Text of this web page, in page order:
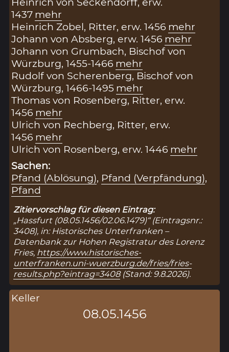
1437 mehr
Heinrich Zobel, Ritter, erw. 1456 mehr
Johann von Absberg, erw. 1456 mehr
Johann von Grumbach, Bischof von
Würzburg, 1455-1466 mehr
Rudolf von Scherenberg, Bischof von
Würzburg, 1466-1495 mehr
Thomas von Rosenberg, Ritter, erw.
1456 mehr
Ulrich von Rechberg, Ritter, erw.
1456 mehr
Ulrich von Rosenberg, erw. 1446 mehr
Sachen:
Pfand (Ablösung), Pfand (Verpfändung),
Pfand
Zitiervorschlag für diesen Eintrag:
„Hassfurt (08.05.1456/02.06.1479)“ (Eintragsnr.:
3408), in: Historisches Unterfranken –
Datenbank zur Hohen Registratur des Lorenz
Fries, https://www.historisches-
unterfranken.uni-wuerzburg.de/fries/fries-
results.php?eintrag=3408(Stand: 9.8.2026).
Keller
08.05.1456